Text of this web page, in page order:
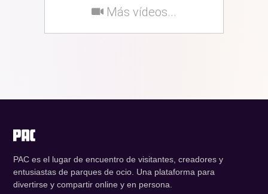
Más vídeos...
PAC es el lugar de encuentro de visitantes, creadores y
entusiastas de parques de ocio. Una plataforma para
divertirse y compartir online y en persona.